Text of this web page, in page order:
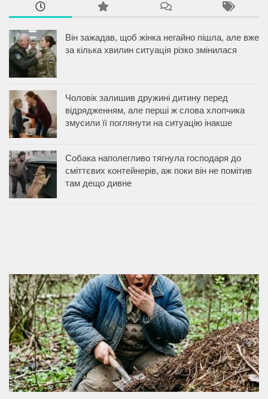
Він зажадав, щоб жінка негайно пішла, але вже
за кілька хвилин ситуація різко змінилася
Чоловік залишив дружині дитину перед
відрядженням, але перші ж слова хлопчика
змусили її поглянути на ситуацію інакше
Собака наполегливо тягнула господаря до
сміттєвих контейнерів, аж поки він не помітив
там дещо дивне